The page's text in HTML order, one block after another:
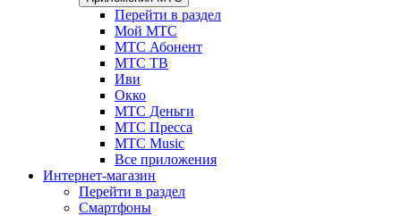
Перейти в раздел
Мой МТС
МТС Абонент
МТС ТВ
Иви
Окко
МТС Деньги
МТС Пресса
МТС Music
Все приложения
Интернет-магазин
Перейти в раздел
Смартфоны